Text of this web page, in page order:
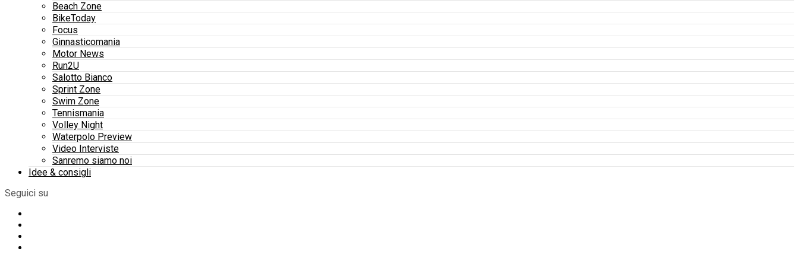
Beach Zone
BikeToday
Focus
Ginnasticomania
Motor News
Run2U
Salotto Bianco
Sprint Zone
Swim Zone
Tennismania
Volley Night
Waterpolo Preview
Video Interviste
Sanremo siamo noi
Idee & consigli
Seguici su